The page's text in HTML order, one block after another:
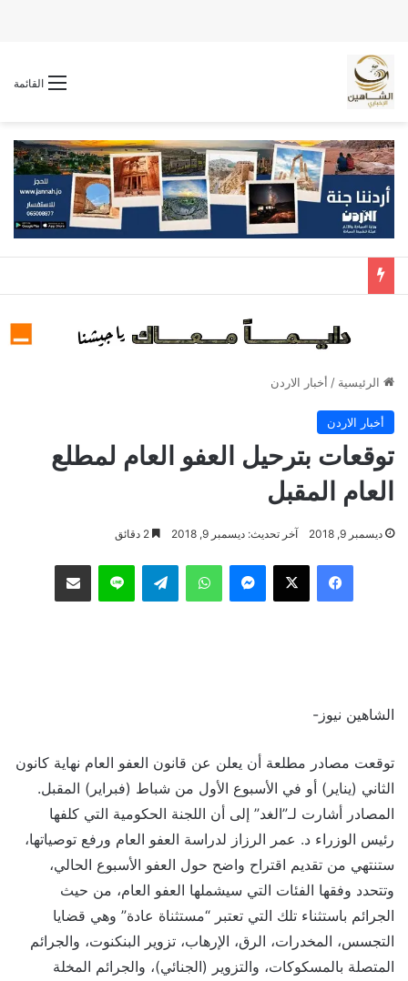
القائمة
الرئيسية / أخبار الاردن
أخبار الاردن
توقعات بترحيل العفو العام لمطلع
العام المقبل
ديسمبر 9, 2018 آخر تحديث: ديسمبر 9, 2018
فيسبوك ‫X ماسنجر واتساب تيلقرام لاين مشاركة عبر البريد
الشاهين نيوز-
توقعت مصادر مطلعة أن يعلن عن قانون العفو العام نهاية كانون
الثاني (يناير) أو في الأسبوع الأول من شباط (فبراير) المقبل.
المصادر أشارت لـ”الغد” إلى أن اللجنة الحكومية التي كلفها
رئيس الوزراء د. عمر الرزاز لدراسة العفو العام ورفع توصياتها،
ستنتهي من تقديم اقتراح واضح حول العفو الأسبوع الحالي،
وتتحدد وفقها الفئات التي سيشملها العفو العام، من حيث
الجرائم باستثناء تلك التي تعتبر “مستثناة عادة” وهي قضايا
التجسس، المخدرات، الرق، الإرهاب، تزوير البنكنوت، والجرائم
المتصلة بالمسكوكات، والتزوير (الجنائي)، والجرائم المخلة